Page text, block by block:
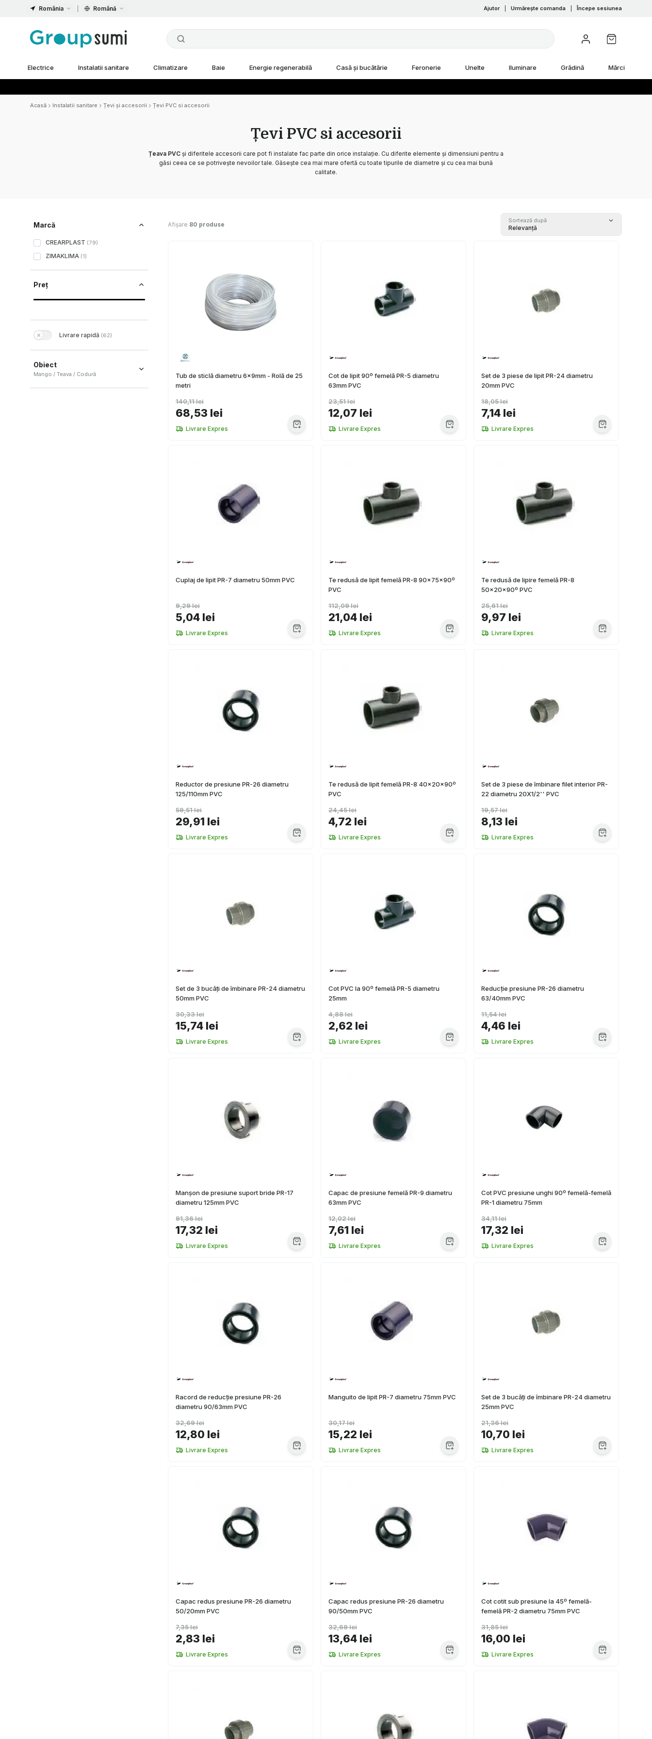
România Română Ajutor Urmărește comanda Începe sesiunea
Electrice Instalatii sanitare Climatizare Baie Energie regenerabilă Casă și bucătărie Feronerie Unelte Iluminare Grădină Mărci
Acasă Instalatii sanitare Țevi și accesorii Țevi PVC si accesorii
Țevi PVC si accesorii
Țeava PVC și diferitele accesorii care pot fi instalate fac parte din orice instalație. Cu diferite elemente și dimensiuni pentru a
găsi ceea ce se potrivește nevoilor tale. Găsește cea mai mare ofertă cu toate tipurile de diametre și cu cea mai bună
calitate.
Marcă
CREARPLAST (79)
ZIMAKLIMA (1)
Preț
Livrare rapidă (62)
Obiect
Mango / Teava / Codură
Afișare 80 produse
Sortează după
Relevanță
Tub de sticlă diametru 6x9mm - Rolă de 25
metri
68,53 lei
140,11 lei
Livrare Expres
Cot de lipit 90º femelă PR-5 diametru
63mm PVC
12,07 lei
23,51 lei
Livrare Expres
Set de 3 piese de lipit PR-24 diametru
20mm PVC
7,14 lei
18,05 lei
Livrare Expres
Cuplaj de lipit PR-7 diametru 50mm PVC
5,04 lei
9,29 lei
Livrare Expres
Te redusă de lipit femelă PR-8 90x75x90º
PVC
21,04 lei
112,09 lei
Livrare Expres
Te redusă de lipire femelă PR-8
50x20x90º PVC
9,97 lei
25,61 lei
Livrare Expres
Reductor de presiune PR-26 diametru
125/110mm PVC
29,91 lei
59,51 lei
Livrare Expres
Te redusă de lipit femelă PR-8 40x20x90º
PVC
4,72 lei
24,45 lei
Livrare Expres
Set de 3 piese de îmbinare filet interior PR-
22 diametru 20X1/2'' PVC
8,13 lei
19,57 lei
Livrare Expres
Set de 3 bucăți de îmbinare PR-24 diametru
50mm PVC
15,74 lei
30,33 lei
Livrare Expres
Cot PVC la 90º femelă PR-5 diametru
25mm
2,62 lei
4,88 lei
Livrare Expres
Reducție presiune PR-26 diametru
63/40mm PVC
4,46 lei
11,54 lei
Livrare Expres
Manșon de presiune suport bride PR-17
diametru 125mm PVC
17,32 lei
91,36 lei
Livrare Expres
Capac de presiune femelă PR-9 diametru
63mm PVC
7,61 lei
12,02 lei
Livrare Expres
Cot PVC presiune unghi 90º femelă-femelă
PR-1 diametru 75mm
17,32 lei
34,11 lei
Livrare Expres
Racord de reducție presiune PR-26
diametru 90/63mm PVC
12,80 lei
32,69 lei
Livrare Expres
Manguito de lipit PR-7 diametru 75mm PVC
15,22 lei
30,17 lei
Livrare Expres
Set de 3 bucăți de îmbinare PR-24 diametru
25mm PVC
10,70 lei
21,36 lei
Livrare Expres
Capac redus presiune PR-26 diametru
50/20mm PVC
2,83 lei
7,35 lei
Livrare Expres
Capac redus presiune PR-26 diametru
90/50mm PVC
13,64 lei
32,69 lei
Livrare Expres
Cot cotit sub presiune la 45º femelă-
femelă PR-2 diametru 75mm PVC
16,00 lei
31,85 lei
Livrare Expres